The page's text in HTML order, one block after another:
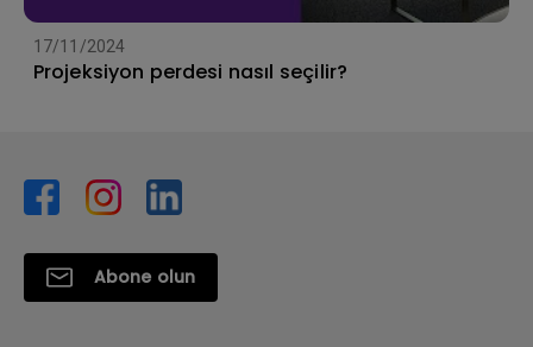
17/11/2024
Projeksiyon perdesi nasıl seçilir?
Abone olun